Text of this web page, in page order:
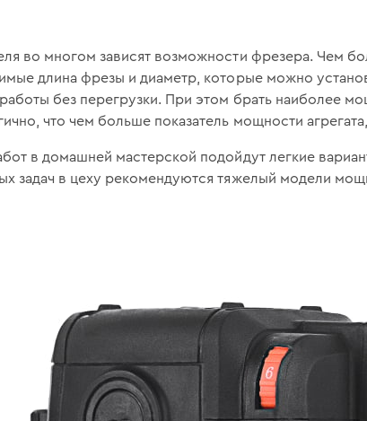
во многом зависят возможности фрезера. Чем
длина фрезы и диаметр, которые можно
без перегрузки. При этом брать наиболее
что чем больше показатель мощности
в домашней мастерской подойдут легкие
задач в цеху рекомендуются тяжелый модели